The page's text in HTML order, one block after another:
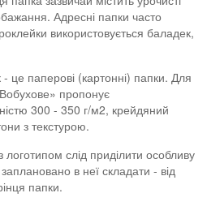
Меню та Сети
Хенгери
Конверти
Буклети
Адресні папки часто
використовується баладек,
паперові (картонні) папки. Для
пропонує
300 - 350 г/м2, крейдяний
з текстурою.
слід приділити особливу
в неї складати - від
папки.